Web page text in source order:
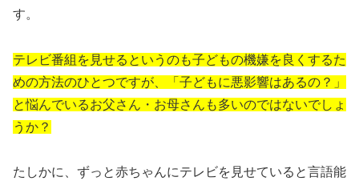
す。
テレビ番組を見せるというのも子どもの機嫌を良くするた
めの方法のひとつですが、「子どもに悪影響はあるの？」
と悩んでいるお父さん・お母さんも多いのではないでしょ
うか？
たしかに、ずっと赤ちゃんにテレビを見せていると言語能